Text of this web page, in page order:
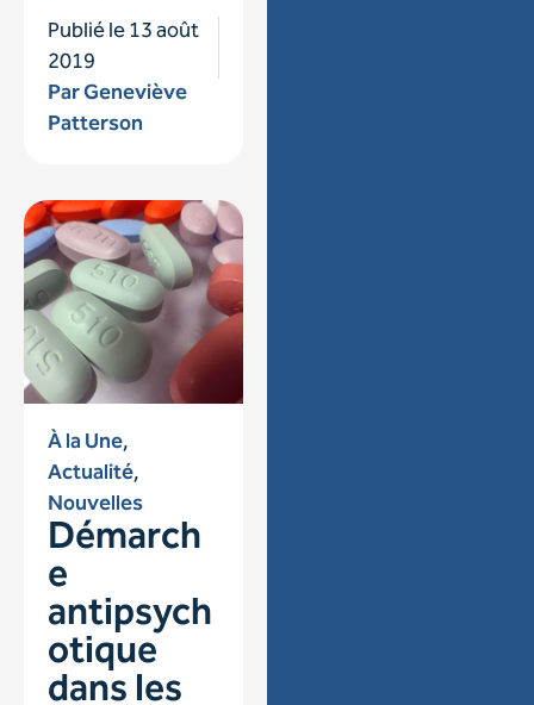
Publié le13 août
2019
ParGeneviève
Patterson
À la Une,
Actualité,
Nouvelles
Démarch
e
antipsych
otique
dans les